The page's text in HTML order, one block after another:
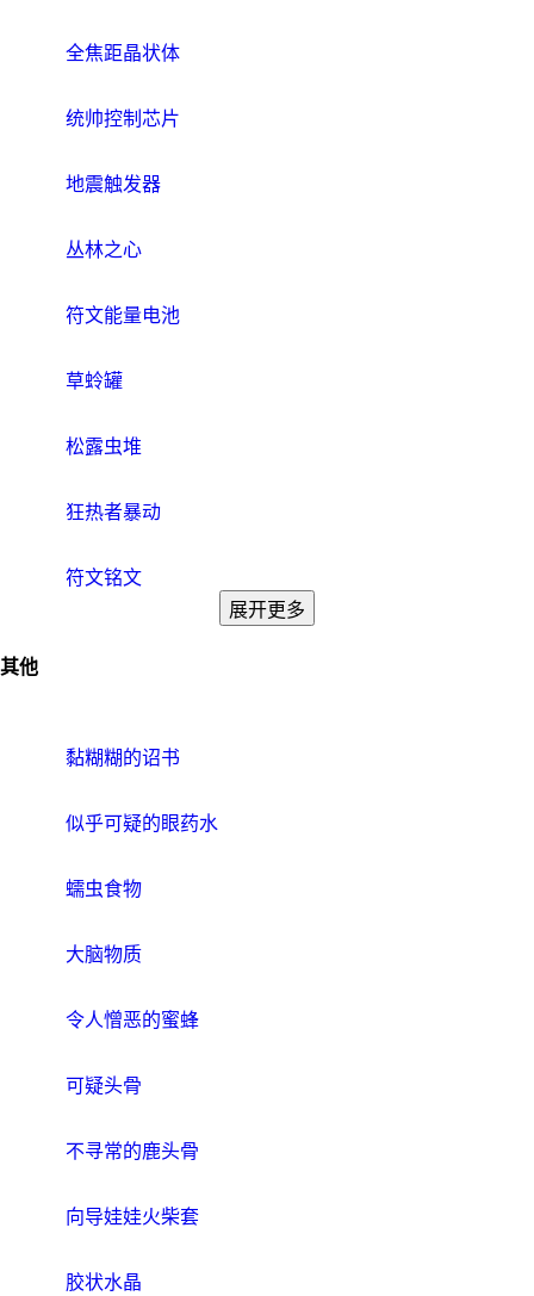
全焦距晶状体
统帅控制芯片
地震触发器
丛林之心
符文能量电池
草蛉罐
松露虫堆
狂热者暴动
符文铭文
展开更多
其他
黏糊糊的诏书
似乎可疑的眼药水
蠕虫食物
大脑物质
令人憎恶的蜜蜂
可疑头骨
不寻常的鹿头骨
向导娃娃火柴套
胶状水晶